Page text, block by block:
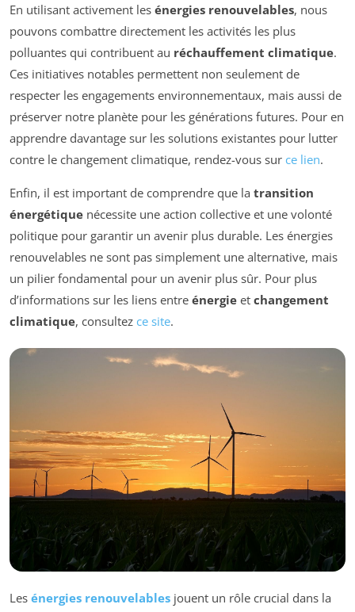
En utilisant activement les énergies renouvelables, nous
pouvons combattre directement les activités les plus
polluantes qui contribuent au réchauffement climatique.
Ces initiatives notables permettent non seulement de
respecter les engagements environnementaux, mais aussi de
préserver notre planète pour les générations futures. Pour en
apprendre davantage sur les solutions existantes pour lutter
contre le changement climatique, rendez-vous sur ce lien.
Enfin, il est important de comprendre que la transition
énergétique nécessite une action collective et une volonté
politique pour garantir un avenir plus durable. Les énergies
renouvelables ne sont pas simplement une alternative, mais
un pilier fondamental pour un avenir plus sûr. Pour plus
d’informations sur les liens entre énergie et changement
climatique, consultez ce site.
Les énergies renouvelables jouent un rôle crucial dans la